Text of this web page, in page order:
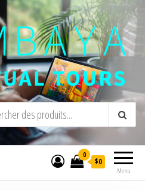
Visites virtuelles interactives en direct
Menu
0
$0